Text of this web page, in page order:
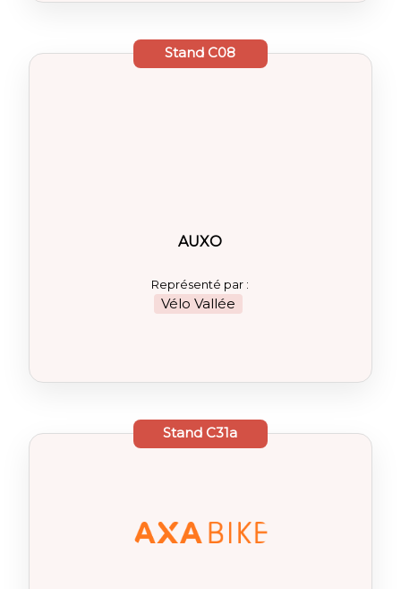
Stand C08
AUXO
Représenté par :
Vélo Vallée
Stand C31a